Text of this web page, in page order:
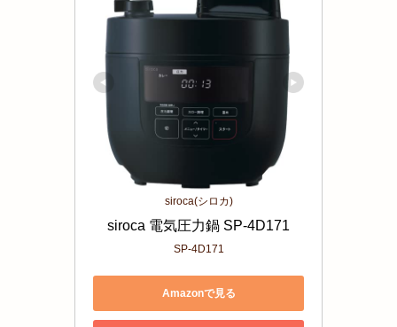
siroca(シロカ)
siroca 電気圧力鍋 SP-4D171
SP-4D171
Amazonで見る